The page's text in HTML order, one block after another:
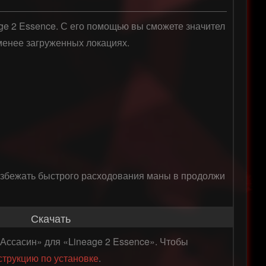
2 Essence. С его помощью вы сможете значител
загруженных локациях.
быстрого расходования маны в продолжи
Скачать
для «Lineage 2 Essence». Чтобы
по установке.